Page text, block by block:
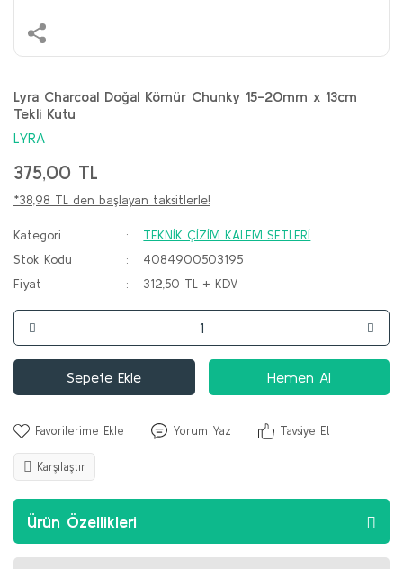
Lyra Charcoal Doğal Kömür Chunky 15-20mm x 13cm
Tekli Kutu
LYRA
375,00 TL
*38,98 TL den başlayan taksitlerle!
Kategori
TEKNİK ÇİZİM KALEM SETLERİ
Stok Kodu
4084900503195
Fiyat
312,50 TL + KDV
Sepete Ekle Hemen Al
Yorum Yaz Tavsiye Et
Karşılaştır
Ürün Özellikleri